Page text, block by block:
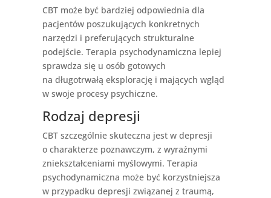
CBT może być bardziej odpowiednia dla
pacjentów poszukujących konkretnych
narzędzi i preferujących strukturalne
podejście. Terapia psychodynamiczna lepiej
sprawdza się u osób gotowych
na długotrwałą eksplorację i mających wgląd
w swoje procesy psychiczne.
Rodzaj depresji
CBT szczególnie skuteczna jest w depresji
o charakterze poznawczym, z wyraźnymi
zniekształceniami myślowymi. Terapia
psychodynamiczna może być korzystniejsza
w przypadku depresji związanej z traumą,